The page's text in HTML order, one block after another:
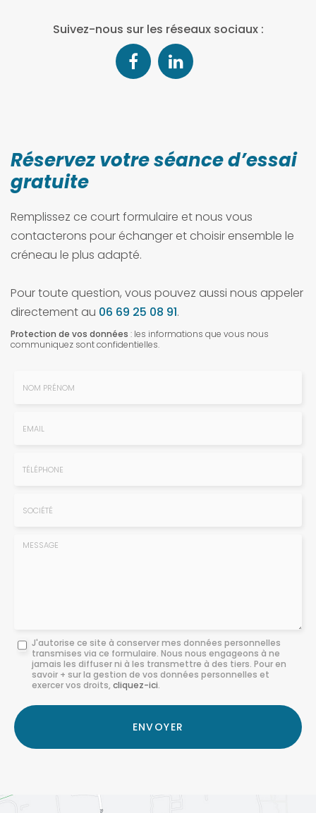
Suivez-nous sur les réseaux sociaux :
Réservez votre séance d’essai
gratuite
Remplissez ce court formulaire et nous vous
contacterons pour échanger et choisir ensemble le
créneau le plus adapté.
Pour toute question, vous pouvez aussi nous appeler
directement au 06 69 25 08 91.
Protection de vos données : les informations que vous nous
communiquez sont confidentielles.
Message
J'autorise ce site à conserver mes données personnelles
transmises via ce formulaire. Nous nous engageons à ne
jamais les diffuser ni à les transmettre à des tiers. Pour en
savoir + sur la gestion de vos données personnelles et
exercer vos droits, cliquez-ici.
Acceptation
RGPD
*
ENVOYER